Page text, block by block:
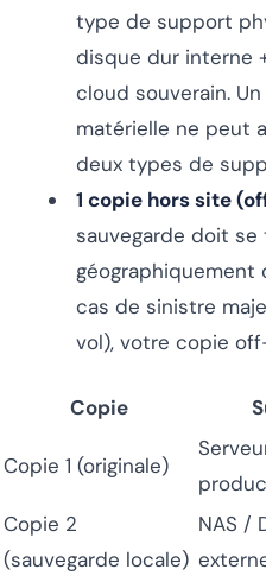
type de support
disque dur interne
cloud souverain.
matérielle ne peut
deux types de
1 copie hors site
sauvegarde doit
géographiquement
cas de sinistre
vol), votre copie
Copie
Copie 1 (originale)
Copie 2
(sauvegarde locale)
NAS /